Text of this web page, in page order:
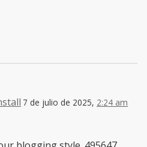
7 de julio de 2025, 2:24 am